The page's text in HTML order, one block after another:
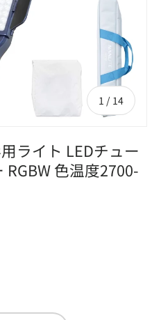
1 / の
14
ライト LEDチュー
色温度2700-